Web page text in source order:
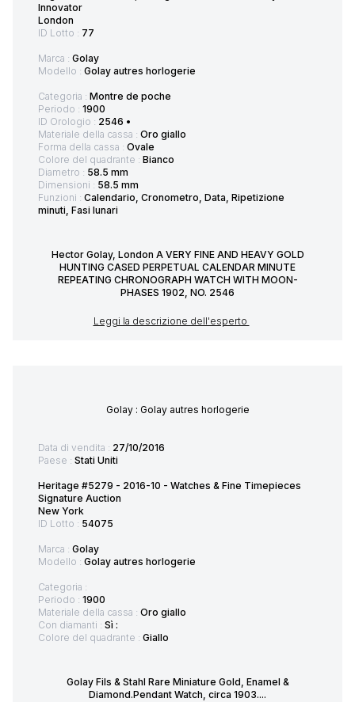
Innovator
London
ID Lotto : 77
Marca : Golay
Modello : Golay autres horlogerie
Categoria : Montre de poche
Periodo : 1900
ID Orologio : 2546 •
Materiale della cassa : Oro giallo
Forma della cassa : Ovale
Colore del quadrante : Bianco
Diametro : 58.5 mm
Dimensioni : 58.5 mm
Funzioni : Calendario, Cronometro, Data, Ripetizione
minuti, Fasi lunari
Hector Golay, London A VERY FINE AND HEAVY GOLD
HUNTING CASED PERPETUAL CALENDAR MINUTE
REPEATING CHRONOGRAPH WATCH WITH MOON-
PHASES 1902, NO. 2546
Leggi la descrizione dell'esperto
Golay : Golay autres horlogerie
Data di vendita : 27/10/2016
Paese : Stati Uniti
Heritage #5279 - 2016-10 - Watches & Fine Timepieces
Signature Auction
New York
ID Lotto : 54075
Marca : Golay
Modello : Golay autres horlogerie
Categoria :
Periodo : 1900
Materiale della cassa : Oro giallo
Con diamanti : Sì :
Colore del quadrante : Giallo
Golay Fils & Stahl Rare Miniature Gold, Enamel &
Diamond.Pendant Watch, circa 1903....